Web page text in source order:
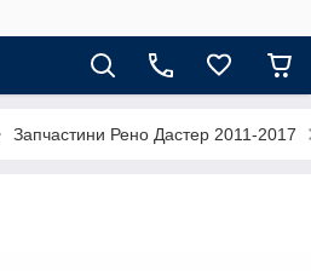
Запчастини Рено Дастер 2011-2017